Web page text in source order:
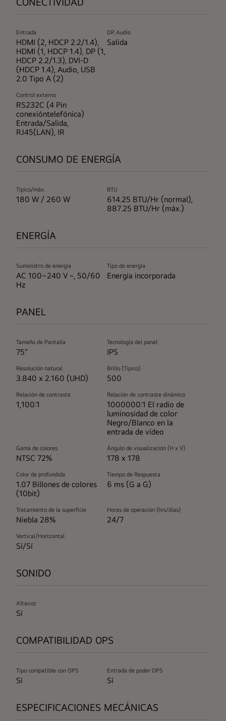
Entrada
HDMI (2, HDCP 2.2/1.4),
HDMI (1, HDCP 1.4), DP (1,
HDCP 2.2/1.3), DVI-D
(HDCP 1.4), Audio, USB
2.0 Tipo A (2)
DP, Audio
Salida
Control externo
RS232C (4 Pin
conexióntelefónica)
Entrada/Salida,
RJ45(LAN), IR
CONSUMO DE ENERGÍA
Típico/máx.
180 W / 260 W
BTU
614.25 BTU/Hr (normal),
887.25 BTU/Hr (máx.)
ENERGÍA
Suministro de energía
AC 100–240 V ~, 50/60
Hz
Tipo de energía
Energía incorporada
PANEL
Tamaño de Pantalla
75"
Tecnología del panel
IPS
Resolución natural
3.840 x 2.160 (UHD)
Brillo (Típico)
500
Relación de contraste
1,100:1
Relación de contraste dinámico
1000000:1 El radio de
luminosidad de color
Negro/Blanco en la
entrada de vídeo
Gama de colores
NTSC 72%
Ángulo de visualización (H x V)
178 x 178
Color de profundida
1.07 Billones de colores
(10bit)
Tiempo de Respuesta
6 ms (G a G)
Tratamiento de la superficie
Niebla 28%
Horas de operación (hrs/días)
24/7
Vertical/Horizontal
Sí/Sí
SONIDO
Altavoz
Sí
COMPATIBILIDAD OPS
Tipo compatible con OPS
Sí
Entrada de poder OPS
Sí
ESPECIFICACIONES MECÁNICAS